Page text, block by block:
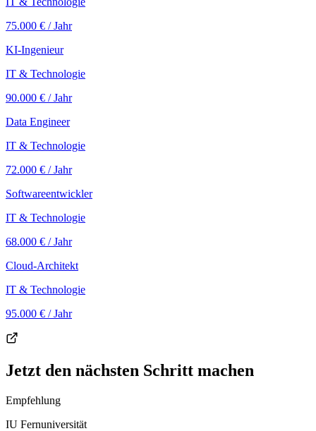
75.000 € / Jahr
KI-Ingenieur
IT & Technologie
90.000 € / Jahr
Data Engineer
IT & Technologie
72.000 € / Jahr
Softwareentwickler
IT & Technologie
68.000 € / Jahr
Cloud-Architekt
IT & Technologie
95.000 € / Jahr
Jetzt den nächsten Schritt machen
Empfehlung
IU Fernuniversität